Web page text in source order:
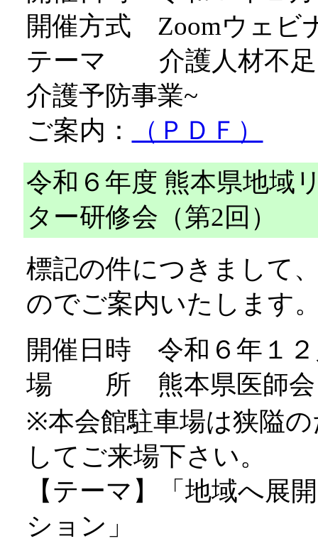
開催方式 Zoomウェビ
テーマ 介護人材不足
介護予防事業~
ご案内：
（ＰＤＦ）
令和６年度 熊本県地域
ター研修会（第2回）
標記の件につきまして
のでご案内いたします
開催日時 令和６年１２
場 所 熊本県医師会
※本会館駐車場は狭隘
してご来場下さい。
【テーマ】「地域へ展
ション」